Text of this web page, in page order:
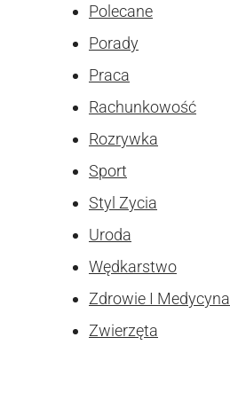
Polecane
Porady
Praca
Rachunkowość
Rozrywka
Sport
Styl Zycia
Uroda
Wędkarstwo
Zdrowie I Medycyna
Zwierzęta